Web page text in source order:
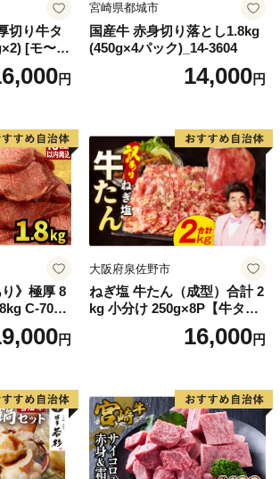
切り牛タ
[モ〜ラ
市 205646
たん 牛タ円
宮崎県都城市
国産牛 赤身切り落とし1.8kg
(450g×4パック)_14-3604
14,000円
り》極厚 8
C-709-
円
大阪府泉佐野市
ねぎ塩 牛たん（成型）合計 2
kg 小分け 250g×8P【牛タン
牛肉 焼肉用 薄切り 訳あり サ
16,000円